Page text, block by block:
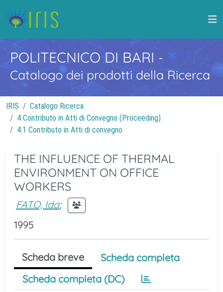
POLITECNICO DI BARI -
Catalogo dei prodotti della Ricerca
IRIS
Catalogo Ricerca
4 Contributo in Atti di Convegno (Proceeding)
4.1 Contributo in Atti di convegno
THE INFLUENCE OF THERMAL
ENVIRONMENT ON OFFICE
WORKERS
FATO, Ida;
1995
Scheda breve
Scheda completa
Scheda completa (DC)